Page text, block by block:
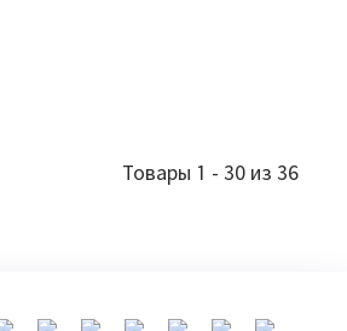
Товары 1 - 30 из 36